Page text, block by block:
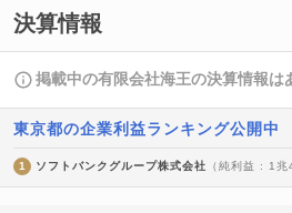
決算情報
掲載中の有限会社海王の決算情報は
東京都の企業利益ランキング公開中
1 ソフトバンクグループ株式会社 （純利益 : 1